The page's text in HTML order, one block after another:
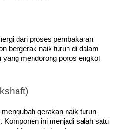
dari proses pembakaran
bergerak naik turun di dalam
yang mendorong poros engkol
gerakan naik turun
Komponen ini menjadi salah satu